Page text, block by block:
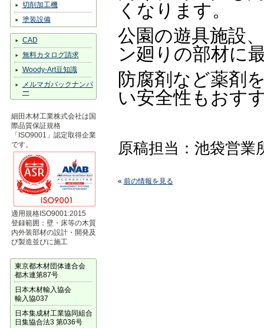
切削加工機
塗装設備
CAD
無料カタログ請求
Woody-Art豆知識
メルマガバックナンバ
ー
細田木材工業株式会社は国
際品質保証規格
「ISO9001」認定取得企業
です。
適用規格ISO9001:2015
登録範囲：壁・床等の木質
内外装部材の設計・開発及
び製造並びに施工
東京都木材団体連合会
都木連第87号
日本木材輸入協会
輸入協037
日本集成材工業協同組合
日集協合法3 第036号
くなります。
公園の遊具施設
ン廻りの部材に
防腐剤など薬剤
い安全性もおす
原稿担当：池袋営
« 前の情報を見る